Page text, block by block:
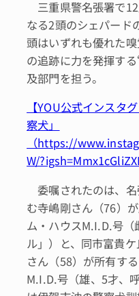
三重県警名張署で
なる2頭のシェパード
頭はいずれも優れた
の追跡に力を発揮す
及部門を担う。
【YOU公式インスタ
察犬」
（https://
W/
委嘱されたのは、
む寺嶋剛さん（76）
ム・ハウスM.I.D.号
ル」）と、同市富貴
さん（58）が所有す
M.I.D.号（雄、5才、